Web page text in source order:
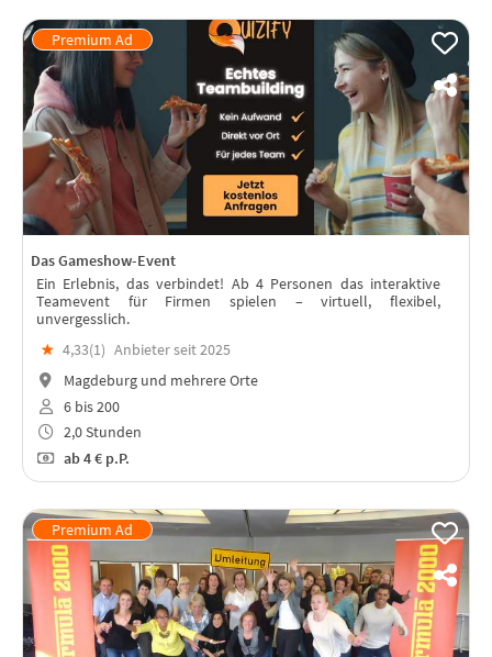
Das Gameshow-Event
Ein Erlebnis, das verbindet! Ab 4 Personen das interaktive
Teamevent für Firmen spielen – virtuell, flexibel,
unvergesslich.
★ 4,33(1) Anbieter seit 2025
Magdeburg und mehrere Orte
6 bis 200
2,0 Stunden
ab4 € p.P.